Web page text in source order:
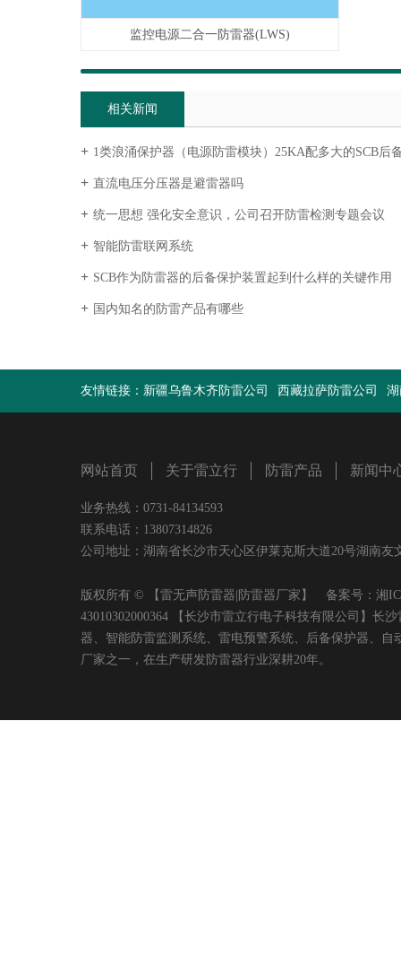
监控电源二合一防雷器(LWS)
相关新闻
1类浪涌保护器（电源防雷模块）25KA配多大的SCB后
直流电压分压器是避雷器吗
统一思想 强化安全意识，公司召开防雷检测专题会议
智能防雷联网系统
SCB作为防雷器的后备保护装置起到什么样的关键作用
国内知名的防雷产品有哪些
友情链接： 新疆乌鲁木齐防雷公司 西藏拉萨防雷公司
网站首页 关于雷立行 防雷产品 新闻中
业务热线：0731-84134593
联系电话：13807314826
公司地址：湖南省长沙市天心区伊莱克斯大道20号湖南
版权所有 © 【雷无声防雷器|防雷器厂家】 备案号： 湘
43010302000364 【长沙市雷立行电子科技有限公司】长
器、智能防雷监测系统、雷电预警系统、后备保护器、
厂家之一，在生产研发防雷器行业深耕20年。